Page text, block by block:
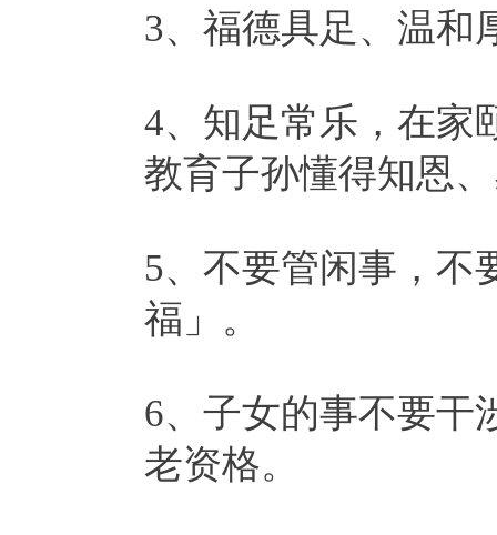
3、福德具足、温和
4、知足常乐，在家
教育子孙懂得知恩
5、不要管闲事，不
福」。
6、子女的事不要干
老资格。